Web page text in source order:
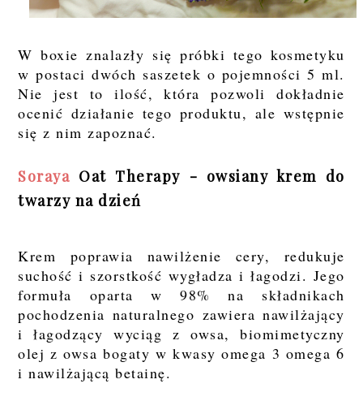
W boxie znalazły się próbki tego kosmetyku
w postaci dwóch saszetek o pojemności 5 ml.
Nie jest to ilość, która pozwoli dokładnie
ocenić działanie tego produktu, ale wstępnie
się z nim zapoznać.
Soraya Oat Therapy - owsiany krem do
twarzy na dzień
Krem poprawia nawilżenie cery, redukuje
suchość i szorstkość wygładza i łagodzi. Jego
formuła oparta w 98% na składnikach
pochodzenia naturalnego zawiera nawilżający
i łagodzący wyciąg z owsa, biomimetyczny
olej z owsa bogaty w kwasy omega 3 omega 6
i nawilżającą betainę.